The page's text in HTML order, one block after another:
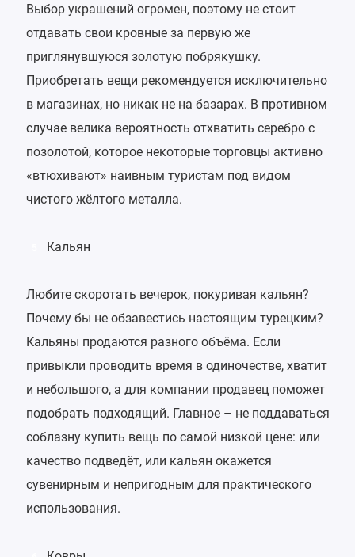
Выбор украшений огромен, поэтому не стоит
отдавать свои кровные за первую же
приглянувшуюся золотую побрякушку.
Приобретать вещи рекомендуется исключительно
в магазинах, но никак не на базарах. В противном
случае велика вероятность отхватить серебро с
позолотой, которое некоторые торговцы активно
«втюхивают» наивным туристам под видом
чистого жёлтого металла.
Кальян
Любите скоротать вечерок, покуривая кальян?
Почему бы не обзавестись настоящим турецким?
Кальяны продаются разного объёма. Если
привыкли проводить время в одиночестве, хватит
и небольшого, а для компании продавец поможет
подобрать подходящий. Главное – не поддаваться
соблазну купить вещь по самой низкой цене: или
качество подведёт, или кальян окажется
сувенирным и непригодным для практического
использования.